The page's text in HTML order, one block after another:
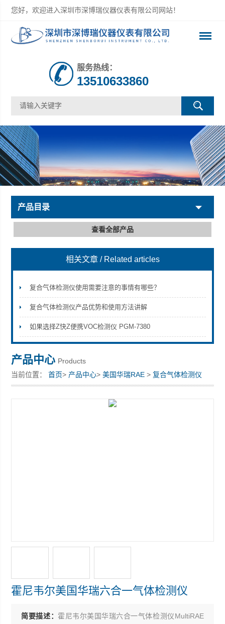
您好，欢迎进入深圳市深博瑞仪器仪表有限公司网站！
深圳市深博瑞仪器仪表有限公司
服务热线：
13510633860
产品目录
查看全部产品
相关文章 / Related articles
复合气体检测仪使用需要注意的事情有哪些？
复合气体检测仪产品优势和使用方法讲解
如果选择Z快Z便携VOC检测仪 PGM-7380
产品中心 Products
当前位置：首页> 产品中心>美国华瑞RAE >复合气体检测仪
霍尼韦尔美国华瑞六合一气体检测仪
简要描述： 霍尼韦尔美国华瑞六合一气体检测仪MultiRAE